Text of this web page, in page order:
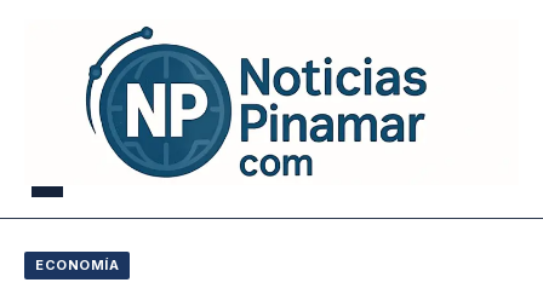
ECONOMÍA